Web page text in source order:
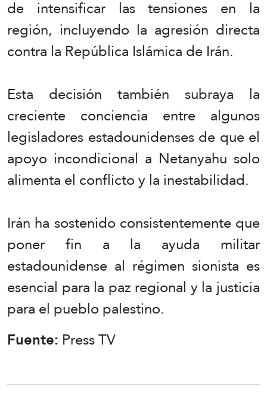
de intensificar las tensiones en la
región, incluyendo la agresión directa
contra la República Islámica de Irán.
Esta decisión también subraya la
creciente conciencia entre algunos
legisladores estadounidenses de que el
apoyo incondicional a Netanyahu solo
alimenta el conflicto y la inestabilidad.
Irán ha sostenido consistentemente que
poner fin a la ayuda militar
estadounidense al régimen sionista es
esencial para la paz regional y la justicia
para el pueblo palestino.
Fuente: Press TV